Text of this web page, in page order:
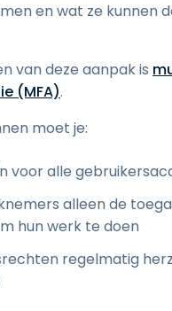
en wat ze kunnen
van deze aanpak is
(MFA).
moet je:
voor alle
alleen de
hun werk te doen
regelmatig